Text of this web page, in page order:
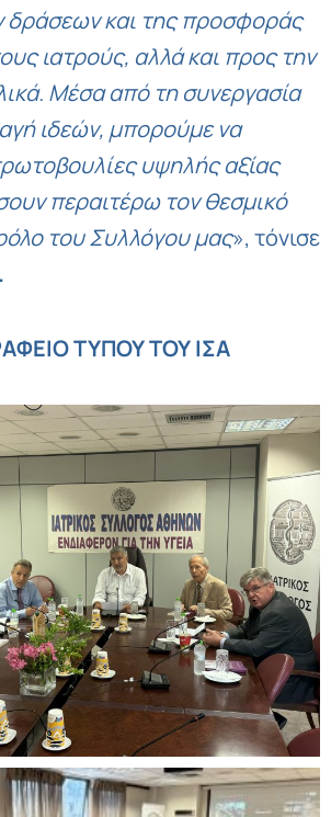
δράσεων και της προσφοράς
ιατρούς, αλλά και προς την
Μέσα από τη συνεργασία
ιδεών, μπορούμε να
υψηλής αξίας
περαιτέρω τον θεσμικό
του Συλλόγου μας», τόνισε
ΤΥΠΟΥ ΤΟΥ ΙΣΑ